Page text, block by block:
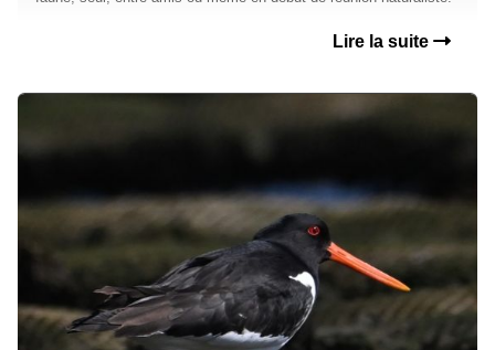
Lire la suite